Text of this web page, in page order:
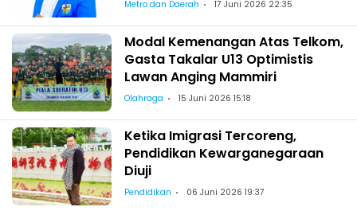
Metro dan Daerah 17 Juni 2026 22:35
Modal Kemenangan Atas Telkom,
Gasta Takalar U13 Optimistis
Lawan Anging Mammiri
Olahraga 15 Juni 2026 15:18
Ketika Imigrasi Tercoreng,
Pendidikan Kewarganegaraan
Diuji
Pendidikan 06 Juni 2026 19:37